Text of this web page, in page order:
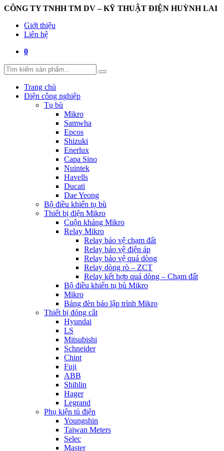
CÔNG TY TNHH TM DV – KỸ THUẬT ĐIỆN HUỲNH LAI
Giới thiệu
Liên hệ
0
Trang chủ
Điện công nghiệp
Tụ bù
Mikro
Samwha
Epcos
Shizuki
Enerlux
Capa Sino
Nuintek
Havells
Ducati
Dae Yeong
Bộ điều khiển tụ bù
Thiết bị điện Mikro
Cuộn kháng Mikro
Relay Mikro
Relay bảo vệ chạm đất
Relay bảo vệ điện áp
Relay bảo vệ quá dòng
Relay dòng rò – ZCT
Relay kết hợp quá dòng – Chạm đất
Bộ điều khiển tụ bù Mikro
Mikro
Bảng đèn báo lập trình Mikro
Thiết bị đóng cắt
Hyundai
LS
Mitsubishi
Schneider
Chint
Fuji
ABB
Shihlin
Hager
Legrand
Phụ kiện tủ điện
Youngshin
Taiwan Meters
Selec
Master